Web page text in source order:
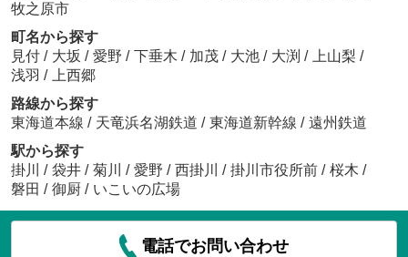
牧之原市
町名から探す
見付 / 大坂 / 愛野 / 下垂木 / 加茂 / 大池 / 大渕 / 上山梨 /
浅羽 /
上西郷
路線から探す
東海道本線 / 天竜浜名湖鉄道 / 東海道新幹線 / 遠州鉄道
駅から探す
掛川
/ 袋井 / 菊川 / 愛野 / 西掛川 / 掛川市役所前 / 桜木 /
磐田 / 御厨 / いこいの広場
電話でお問い合わせ